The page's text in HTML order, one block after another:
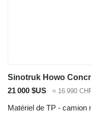
Sinotruk Howo
21 000 $US
≈ 16 990
Matériel de TP - camion